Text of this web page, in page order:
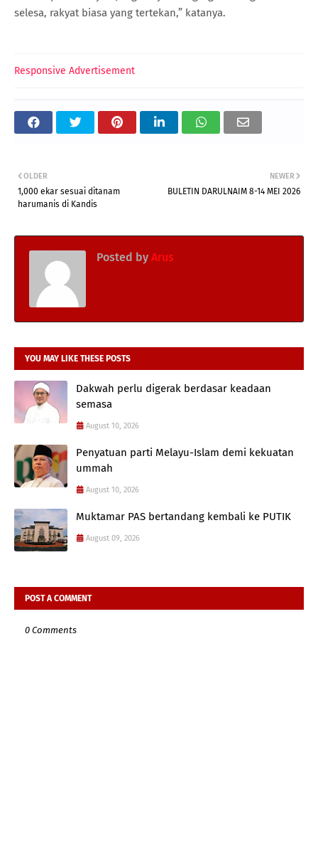
selesa, rakyat biasa yang tertekan,” katanya.
Responsive Advertisement
NEWER
BULETIN DARULNAIM 8-14 MEI 2026
OLDER
1,000 ekar sesuai ditanam
harumanis di Kandis
Posted by Arus
YOU MAY LIKE THESE POSTS
Dakwah perlu digerak berdasar keadaan
semasa
August 10, 2026
Penyatuan parti Melayu-Islam demi kekuatan
ummah
August 10, 2026
Muktamar PAS bertandang kembali ke PUTIK
August 09, 2026
POST A COMMENT
0 Comments